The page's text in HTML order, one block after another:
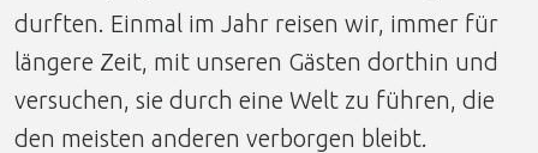
durften. Einmal im Jahr reisen wir, immer für
längere Zeit, mit unseren Gästen dorthin und
versuchen, sie durch eine Welt zu führen, die
den meisten anderen verborgen bleibt.